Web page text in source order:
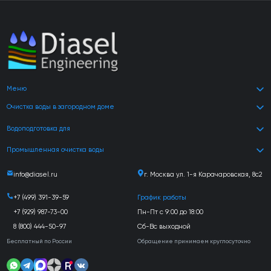
Меню
Очистка воды в загородном доме
Водоподготовка для
Промышленная очистка воды
info@diasel.ru г. Москва ул. 1-я Карачаровская, 8с2
+7 (499) 391-39-59
+7 (929) 987-73-00
8 (800) 444-50-97
Бесплатный по России
График работы
Пн-Пт с 9:00 до 18:00
Сб-Вс выходной
Обращение принимаем круглосуточно